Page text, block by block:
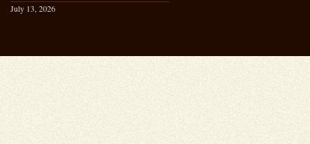
July 13, 2026